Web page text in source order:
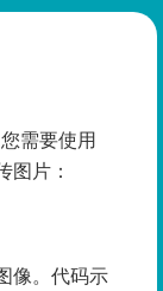
需要使用
图片：
像。代码示